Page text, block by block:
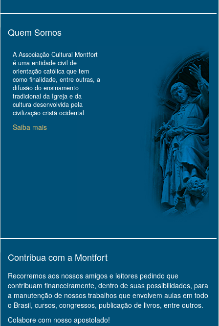
Quem Somos
A Associação Cultural Montfort
é uma entidade civil de
orientação católica que tem
como finalidade, entre outras, a
difusão do ensinamento
tradicional da Igreja e da
cultura desenvolvida pela
civilização cristã ocidental
Saiba mais
Contribua com a Montfort
Recorremos aos nossos amigos e leitores pedindo que
contribuam financeiramente, dentro de suas possibilidades, para
a manutenção de nossos trabalhos que envolvem aulas em todo
o Brasil, cursos, congressos, publicação de livros, entre outros.
Colabore com nosso apostolado!